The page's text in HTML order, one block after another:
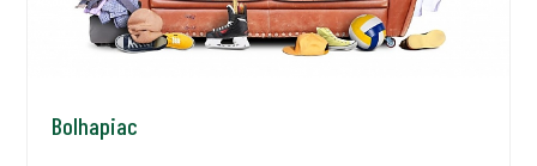
Bolhapiac